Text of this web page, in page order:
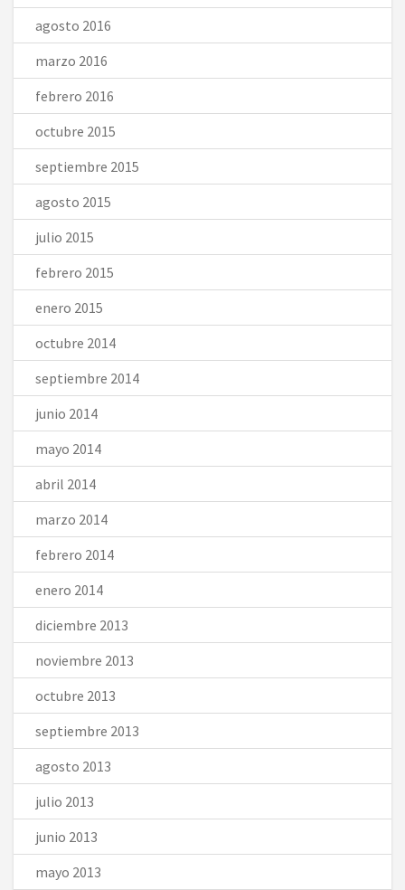
agosto 2016
marzo 2016
febrero 2016
octubre 2015
septiembre 2015
agosto 2015
julio 2015
febrero 2015
enero 2015
octubre 2014
septiembre 2014
junio 2014
mayo 2014
abril 2014
marzo 2014
febrero 2014
enero 2014
diciembre 2013
noviembre 2013
octubre 2013
septiembre 2013
agosto 2013
julio 2013
junio 2013
mayo 2013